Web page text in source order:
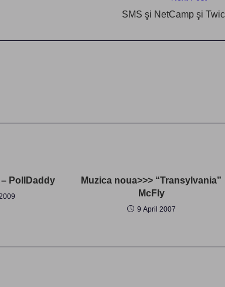
SMS şi NetCamp şi
PollDaddy
Muzica noua>>> “Transylvania”
McFly
9 April 2007